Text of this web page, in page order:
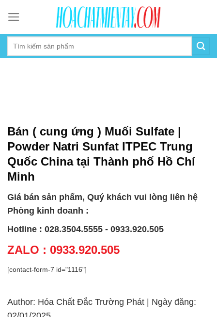
content
Bán ( cung ứng ) Muối Sulfate |
Powder Natri Sunfat ITPEC Trung
Quốc China tại Thành phố Hồ Chí
Minh
Giá bán sản phẩm, Quý khách vui lòng liên hệ
Phòng kinh doanh :
Hotline : 028.3504.5555 - 0933.920.505
ZALO : 0933.920.505
[contact-form-7 id="1116"]
Author: Hóa Chất Đắc Trường Phát | Ngày đăng: